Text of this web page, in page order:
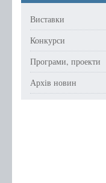
Виставки
Конкурси
Програми, проекти
Архів новин